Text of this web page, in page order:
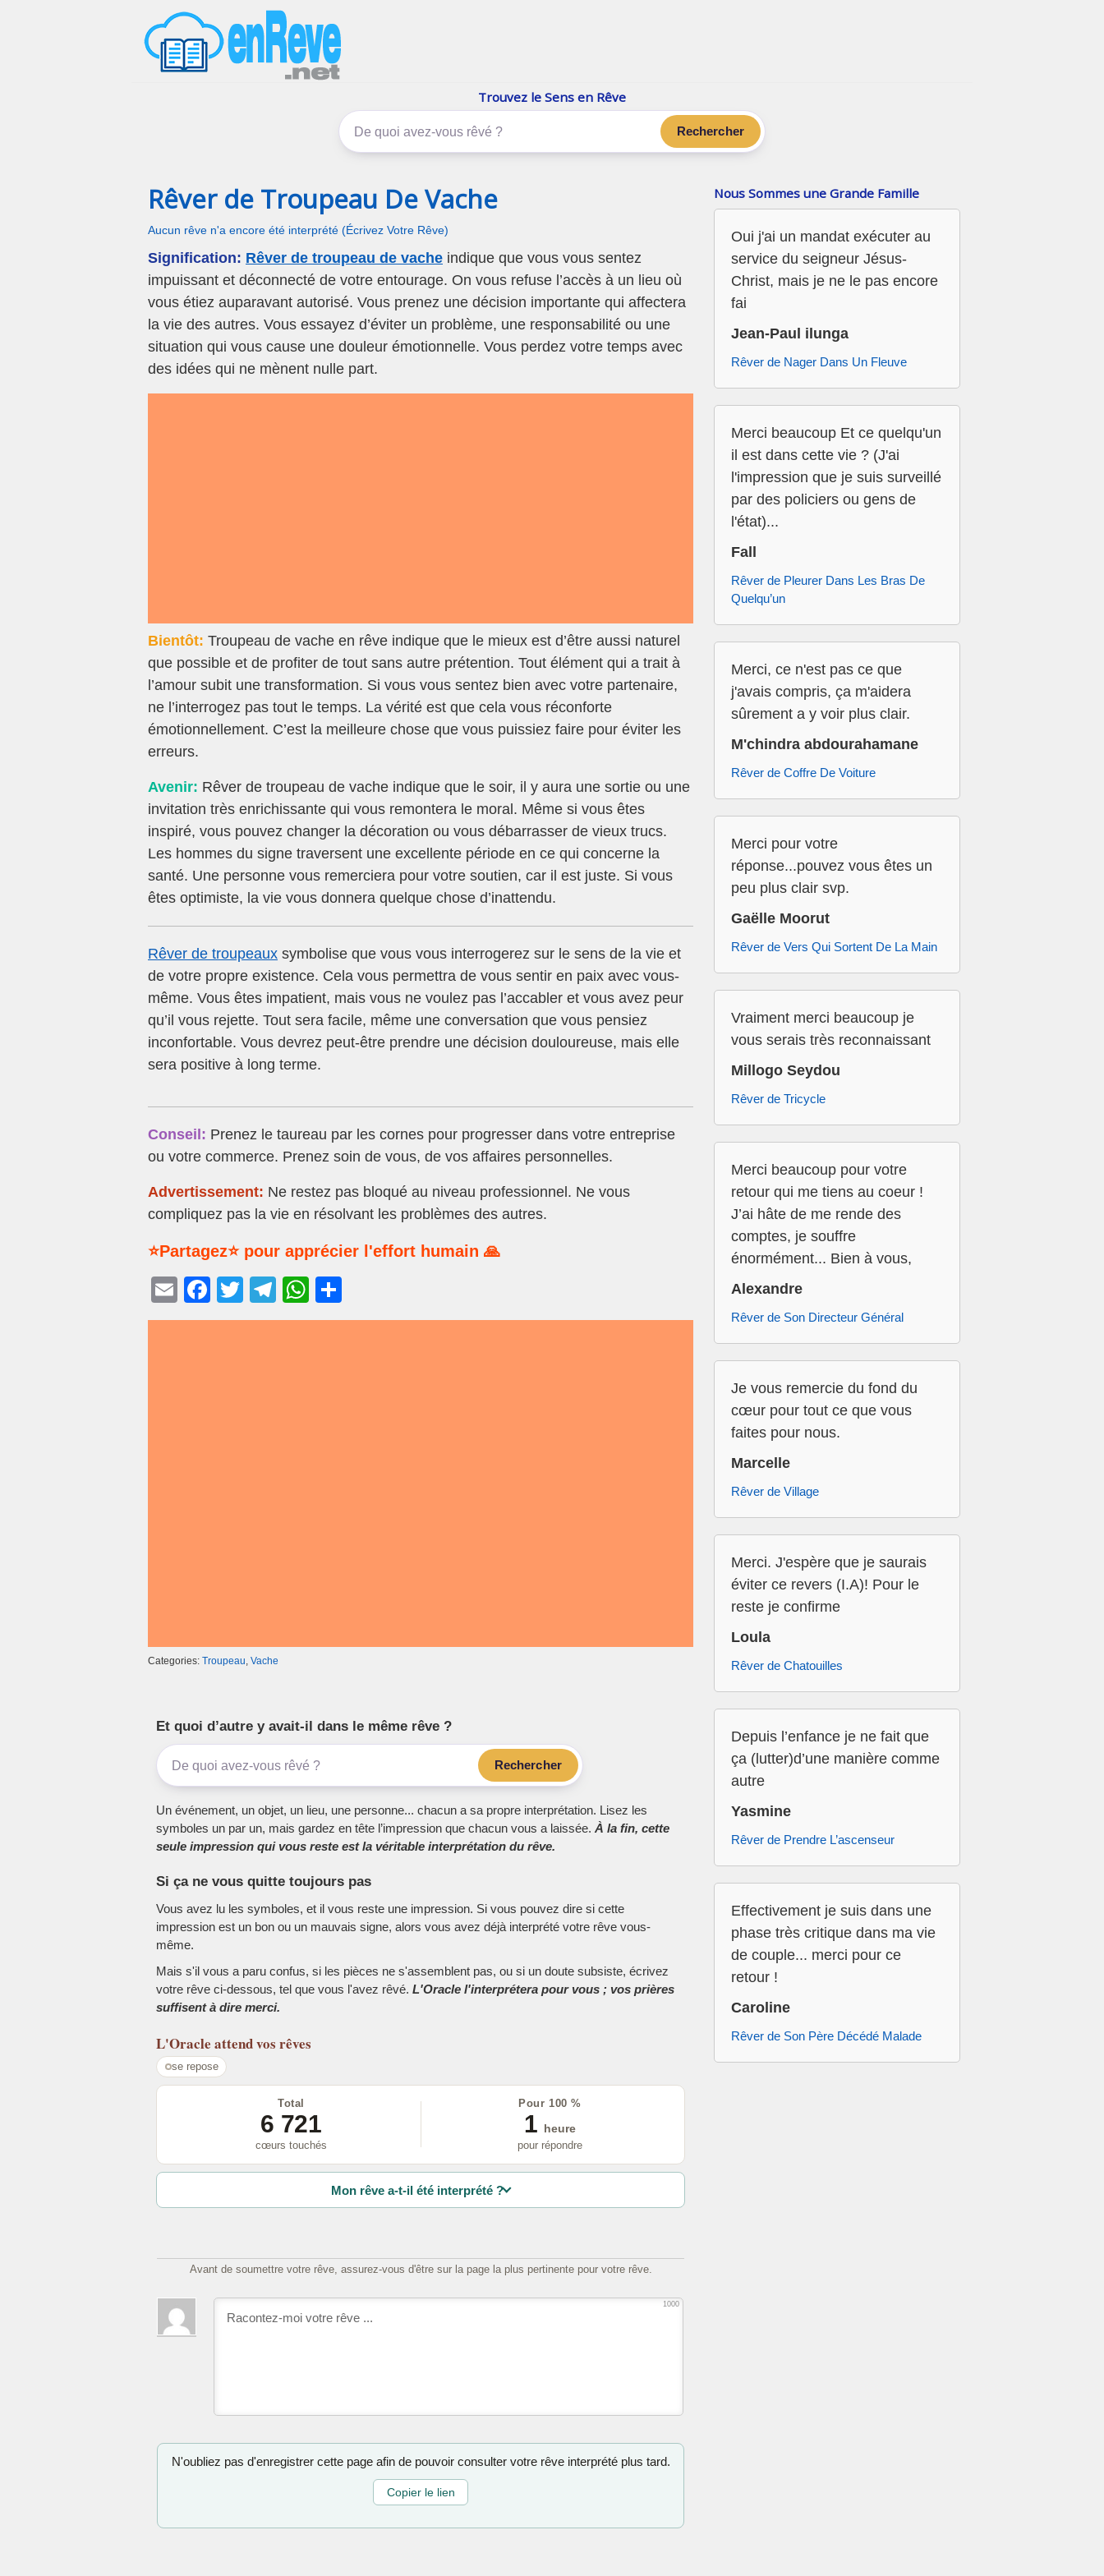
Trouvez le Sens en Rêve
Rechercher
Rêver de Troupeau De Vache
Aucun rêve n'a encore été interprété (Écrivez Votre Rêve)
Signification: Rêver de troupeau de vache indique que vous vous sentez
impuissant et déconnecté de votre entourage. On vous refuse l’accès à un lieu où
vous étiez auparavant autorisé. Vous prenez une décision importante qui affectera
la vie des autres. Vous essayez d’éviter un problème, une responsabilité ou une
situation qui vous cause une douleur émotionnelle. Vous perdez votre temps avec
des idées qui ne mènent nulle part.
Bientôt: Troupeau de vache en rêve indique que le mieux est d’être aussi naturel
que possible et de profiter de tout sans autre prétention. Tout élément qui a trait à
l’amour subit une transformation. Si vous vous sentez bien avec votre partenaire,
ne l’interrogez pas tout le temps. La vérité est que cela vous réconforte
émotionnellement. C’est la meilleure chose que vous puissiez faire pour éviter les
erreurs.
Avenir: Rêver de troupeau de vache indique que le soir, il y aura une sortie ou une
invitation très enrichissante qui vous remontera le moral. Même si vous êtes
inspiré, vous pouvez changer la décoration ou vous débarrasser de vieux trucs.
Les hommes du signe traversent une excellente période en ce qui concerne la
santé. Une personne vous remerciera pour votre soutien, car il est juste. Si vous
êtes optimiste, la vie vous donnera quelque chose d’inattendu.
Rêver de troupeaux symbolise que vous vous interrogerez sur le sens de la vie et
de votre propre existence. Cela vous permettra de vous sentir en paix avec vous-
même. Vous êtes impatient, mais vous ne voulez pas l’accabler et vous avez peur
qu’il vous rejette. Tout sera facile, même une conversation que vous pensiez
inconfortable. Vous devrez peut-être prendre une décision douloureuse, mais elle
sera positive à long terme.
Conseil: Prenez le taureau par les cornes pour progresser dans votre entreprise
ou votre commerce. Prenez soin de vous, de vos affaires personnelles.
Advertissement: Ne restez pas bloqué au niveau professionnel. Ne vous
compliquez pas la vie en résolvant les problèmes des autres.
⭐Partagez⭐ pour apprécier l'effort humain 🙏
E
m
F
a
T
wi
T
el
W
h
ar
Categories: Troupeau, Vache
Et quoi d’autre y avait-il dans le même rêve ?
Rechercher
Un événement, un objet, un lieu, une personne... chacun a sa propre interprétation. Lisez les
symboles un par un, mais gardez en tête l’impression que chacun vous a laissée. À la fin, cette
seule impression qui vous reste est la véritable interprétation du rêve.
Si ça ne vous quitte toujours pas
Vous avez lu les symboles, et il vous reste une impression. Si vous pouvez dire si cette
impression est un bon ou un mauvais signe, alors vous avez déjà interprété votre rêve vous-
même.
Mais s'il vous a paru confus, si les pièces ne s'assemblent pas, ou si un doute subsiste, écrivez
votre rêve ci-dessous, tel que vous l'avez rêvé. L'Oracle l'interprétera pour vous ; vos prières
suffisent à dire merci.
L'Oracle attend vos rêves
se repose
Total
6 721
cœurs touchés
Pour 100 %
1
heure
pour répondre
Mon rêve a-t-il été interprété ?
Avant de soumettre votre rêve, assurez-vous d'être sur la page la plus pertinente pour votre rêve.
1000
N'oubliez pas d'enregistrer cette page afin de pouvoir consulter votre rêve interprété plus tard.
Copier le lien
Nous Sommes une Grande Famille
Oui j'ai un mandat exécuter au
service du seigneur Jésus-
Christ, mais je ne le pas encore
fai
Jean-Paul ilunga
Rêver de Nager Dans Un Fleuve
Merci beaucoup Et ce quelqu'un
il est dans cette vie ? (J'ai
l'impression que je suis surveillé
par des policiers ou gens de
l'état)...
Fall
Rêver de Pleurer Dans Les Bras De
Quelqu’un
Merci, ce n'est pas ce que
j'avais compris, ça m'aidera
sûrement a y voir plus clair.
M'chindra abdourahamane
Rêver de Coffre De Voiture
Merci pour votre
réponse...pouvez vous êtes un
peu plus clair svp.
Gaëlle Moorut
Rêver de Vers Qui Sortent De La Main
Vraiment merci beaucoup je
vous serais très reconnaissant
Millogo Seydou
Rêver de Tricycle
Merci beaucoup pour votre
retour qui me tiens au coeur !
J’ai hâte de me rende des
comptes, je souffre
énormément... Bien à vous,
Alexandre
Rêver de Son Directeur Général
Je vous remercie du fond du
cœur pour tout ce que vous
faites pour nous.
Marcelle
Rêver de Village
Merci. J'espère que je saurais
éviter ce revers (I.A)! Pour le
reste je confirme
Loula
Rêver de Chatouilles
Depuis l’enfance je ne fait que
ça (lutter)d’une manière comme
autre
Yasmine
Rêver de Prendre L’ascenseur
Effectivement je suis dans une
phase très critique dans ma vie
de couple... merci pour ce
retour !
Caroline
Rêver de Son Père Décédé Malade